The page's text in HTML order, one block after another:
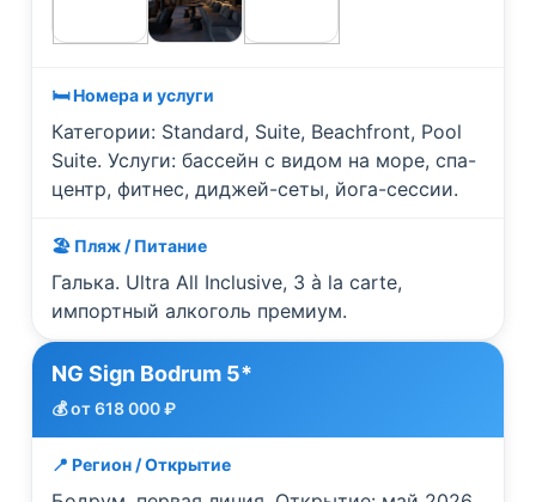
🛏️ Номера и услуги
Категории: Standard, Suite, Beachfront, Pool
Suite. Услуги: бассейн с видом на море, спа-
центр, фитнес, диджей-сеты, йога-сессии.
🏖️ Пляж / Питание
Галька. Ultra All Inclusive, 3 à la carte,
импортный алкоголь премиум.
NG Sign Bodrum 5*
💰 от 618 000 ₽
📍 Регион / Открытие